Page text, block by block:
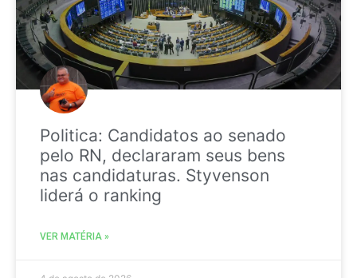
Politica: Candidatos ao senado
pelo RN, declararam seus bens
nas candidaturas. Styvenson
liderá o ranking
VER MATÉRIA »